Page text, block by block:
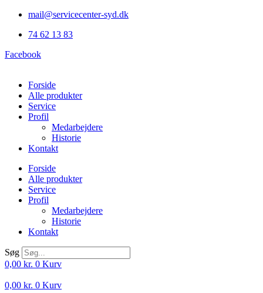
Videre
indhold
mail@servicecenter-syd.dk
74 62 13 83
Facebook
Forside
Alle produkter
Service
Profil
Medarbejdere
Historie
Kontakt
Forside
Alle produkter
Service
Profil
Medarbejdere
Historie
Kontakt
Søg
0,00 kr. 0 Kurv
0,00 kr. 0 Kurv